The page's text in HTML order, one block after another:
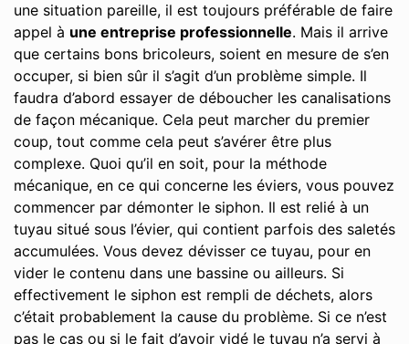
une situation pareille, il est toujours préférable de faire
appel à une entreprise professionnelle. Mais il arrive
que certains bons bricoleurs, soient en mesure de s’en
occuper, si bien sûr il s’agit d’un problème simple. Il
faudra d’abord essayer de déboucher les canalisations
de façon mécanique. Cela peut marcher du premier
coup, tout comme cela peut s’avérer être plus
complexe. Quoi qu’il en soit, pour la méthode
mécanique, en ce qui concerne les éviers, vous pouvez
commencer par démonter le siphon. Il est relié à un
tuyau situé sous l’évier, qui contient parfois des saletés
accumulées. Vous devez dévisser ce tuyau, pour en
vider le contenu dans une bassine ou ailleurs. Si
effectivement le siphon est rempli de déchets, alors
c’était probablement la cause du problème. Si ce n’est
pas le cas ou si le fait d’avoir vidé le tuyau n’a servi à